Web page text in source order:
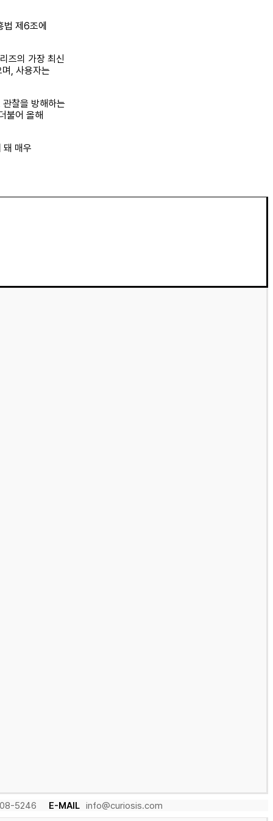
제6조에
즈의 가장 최신
, 사용자는
찰을 방해하는
불어 올해
돼 매우
5246 E-MAIL info@curiosis.com